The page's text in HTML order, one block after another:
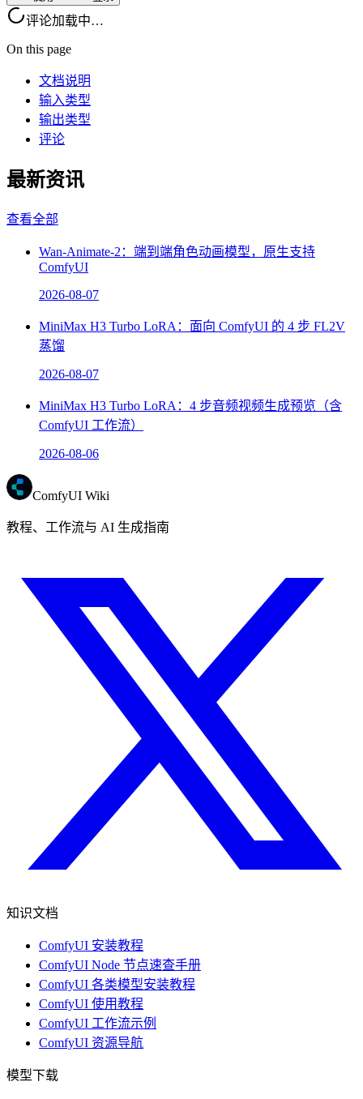
评论加载中…
On this page
文档说明
输入类型
输出类型
评论
最新资讯
查看全部
Wan-Animate-2：端到端角色动画模型，原生支持
ComfyUI
2026-08-07
MiniMax H3 Turbo LoRA：面向 ComfyUI 的 4 步 FL2V
蒸馏
2026-08-07
MiniMax H3 Turbo LoRA：4 步音频视频生成预览（含
ComfyUI 工作流）
2026-08-06
ComfyUI Wiki
教程、工作流与 AI 生成指南
知识文档
ComfyUI 安装教程
ComfyUI Node 节点速查手册
ComfyUI 各类模型安装教程
ComfyUI 使用教程
ComfyUI 工作流示例
ComfyUI 资源导航
模型下载